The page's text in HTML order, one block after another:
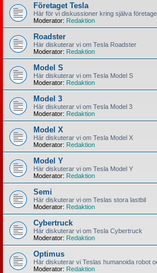
Företaget Tesla
Här för vi diskussioner kring själva
Moderator: Redaktion
Roadster
Här diskuterar vi om Tesla Roadster
Moderator: Redaktion
Model S
Här diskuterar vi om Tesla Model S
Moderator: Redaktion
Model 3
Här diskuterar vi om Tesla Model 3
Moderator: Redaktion
Model X
Här diskuterar vi om Tesla Model X
Moderator: Redaktion
Model Y
Här diskuterar vi om Tesla Model Y
Moderator: Redaktion
Semi
Här diskuterar vi om Teslas stora lastbil
Moderator: Redaktion
Cybertruck
Här diskuterar vi om Tesla Cybertruck
Moderator: Redaktion
Optimus
Här diskuterar vi Teslas humanoida robot
Moderator: Redaktion